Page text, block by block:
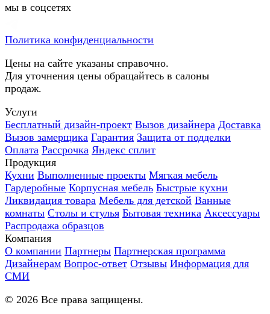
мы в соцсетях
Политика конфиденциальности
Цены на сайте указаны справочно.
Для уточнения цены обращайтесь в салоны
продаж.
Услуги
Бесплатный дизайн-проект Вызов дизайнера Доставка
Вызов замерщика Гарантия Защита от подделки
Оплата Рассрочка Яндекс сплит
Продукция
Кухни Выполненные проекты Мягкая мебель
Гардеробные Корпусная мебель Быстрые кухни
Ликвидация товара Мебель для детской Ванные
комнаты Столы и стулья Бытовая техника Аксессуары
Распродажа образцов
Компания
О компании Партнеры Партнерская программа
Дизайнерам Вопрос-ответ Отзывы Информация для
СМИ
© 2026 Все права защищены.